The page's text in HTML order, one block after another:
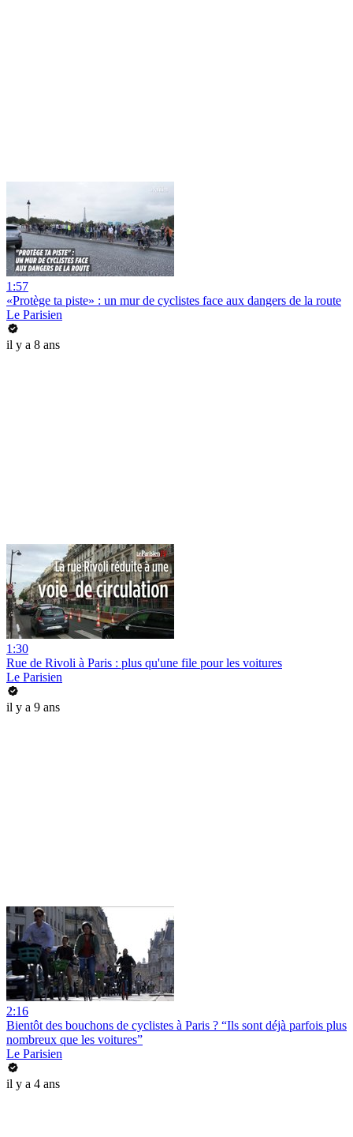
1:57
«Protège ta piste» : un mur de cyclistes face aux dangers de la route
Le Parisien
il y a 8 ans
1:30
Rue de Rivoli à Paris : plus qu'une file pour les voitures
Le Parisien
il y a 9 ans
2:16
Bientôt des bouchons de cyclistes à Paris ? “Ils sont déjà parfois plus
nombreux que les voitures”
Le Parisien
il y a 4 ans